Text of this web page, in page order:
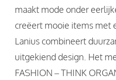
maakt mode onder
creëert mooie items met
Lanius combineert
uitgekiend design. Het
FASHION – THINK